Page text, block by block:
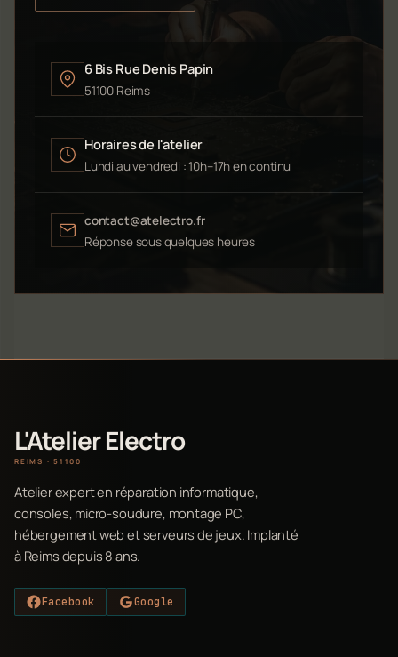
6 Bis Rue Denis Papin
51100 Reims
Horaires de l'atelier
Lundi au vendredi : 10h–17h en continu
contact@atelectro.fr
Réponse sous quelques heures
L'Atelier Electro
REIMS · 51100
Atelier expert en réparation informatique,
consoles, micro-soudure, montage PC,
hébergement web et serveurs de jeux. Implanté
à Reims depuis 8 ans.
Facebook Google